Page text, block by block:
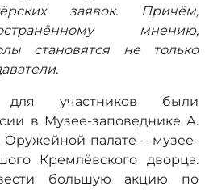
заявок. Причём,
мнению,
становятся не только
участников были
в Музее-заповеднике А.
палате – музее-
Кремлёвского дворца.
большую акцию по